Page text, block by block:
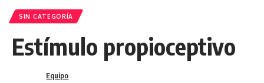
SIN CATEGORÍA
Estímulo propioceptivo
Equipo